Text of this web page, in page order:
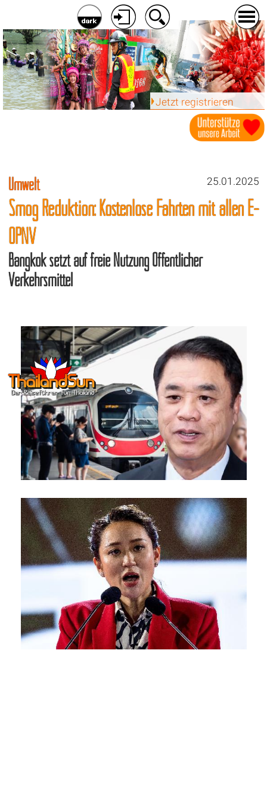
Jetzt registrieren
25.01.2025
Umwelt
Smog Reduktion: Kostenlose Fahrten mit allen E-
ÖPNV
Bangkok setzt auf freie Nutzung Öffentlicher
Verkehrsmittel